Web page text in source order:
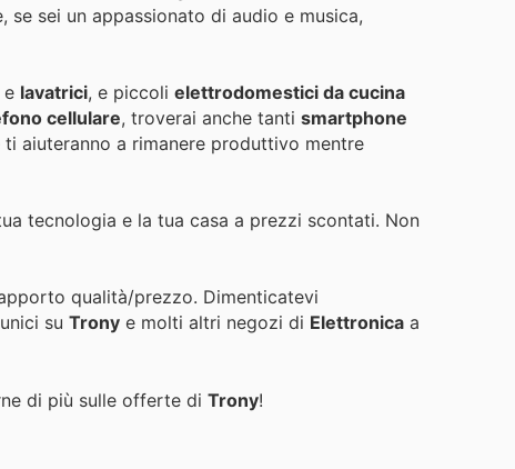
se sei un appassionato di audio e musica,
e lavatrici, e piccoli elettrodomestici da cucina
cellulare, troverai anche tanti smartphone
ti aiuteranno a rimanere produttivo mentre
tecnologia e la tua casa a prezzi scontati. Non
qualità/prezzo. Dimenticatevi
su Trony e molti altri negozi di Elettronica a
di più sulle offerte di Trony!